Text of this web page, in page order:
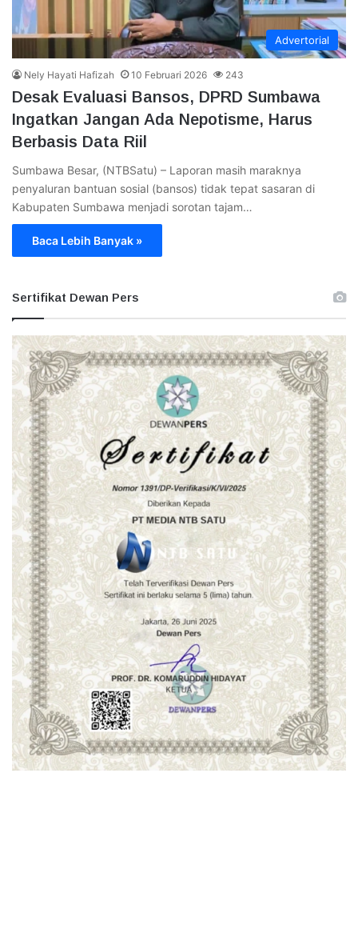
Advertorial
Nely Hayati Hafizah 10 Februari 2026 243
Desak Evaluasi Bansos, DPRD Sumbawa
Ingatkan Jangan Ada Nepotisme, Harus
Berbasis Data Riil
Sumbawa Besar, (NTBSatu) – Laporan masih maraknya
penyaluran bantuan sosial (bansos) tidak tepat sasaran di
Kabupaten Sumbawa menjadi sorotan tajam…
Baca Lebih Banyak »
Sertifikat Dewan Pers